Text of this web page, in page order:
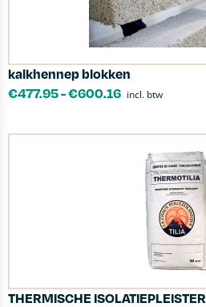
kalkhennep blokken
€477.95-€600.16 incl. btw
THERMISCHE ISOLATIEPLEISTER